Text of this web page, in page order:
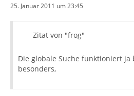
25. Januar 2011 um 23:45
Zitat von "frog"
Die globale Suche funktioniert
besonders,